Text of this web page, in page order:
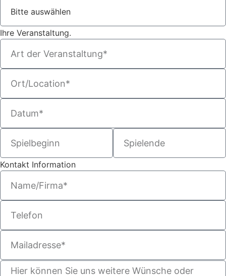
Ihre Veranstaltung.
Kontakt Information